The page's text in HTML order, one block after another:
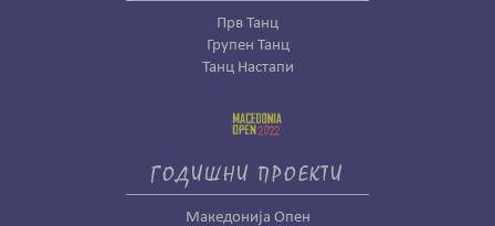
Прв Танц
Групен Танц
Танц Настапи
ГОДИШНИ ПРОЕКТИ
Македонија Опен